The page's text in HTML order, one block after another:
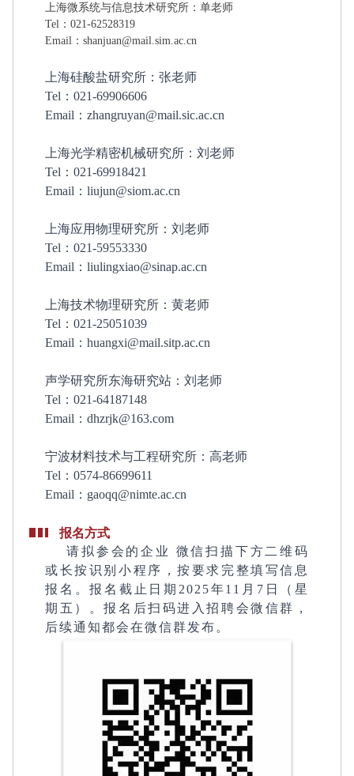
上海微系统与信息技术研究所：单老师
Tel：021-62528319
Email：shanjuan@mail.sim.ac.cn
上海硅酸盐研究所：张老师
Tel：021-69906606
Email：zhangruyan@mail.sic.ac.cn
上海光学精密机械研究所：刘老师
Tel：021-69918421
Email：liujun@siom.ac.cn
上海应用物理研究所：刘老师
Tel：021-59553330
Email：liulingxiao@sinap.ac.cn
上海技术物理研究所：黄老师
Tel：021-25051039
Email：huangxi@mail.sitp.ac.cn
声学研究所东海研究站：刘老师
Tel：021-64187148
Email：dhzrjk@163.com
宁波材料技术与工程研究所：高老师
Tel：0574-86699611
Email：gaoqq@nimte.ac.cn
报名方式
请拟参会的企业 微信扫描下方二维码
或长按识别小程序，按要求完整填写信息
报名。报名截止日期2025年11月7日（星
期五）。报名后扫码进入招聘会微信群，
后续通知都会在微信群发布。